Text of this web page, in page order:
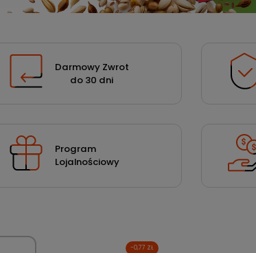
Darmowy Zwrot
do 30 dni
Program
Lojalnościowy
-0,77 ZŁ